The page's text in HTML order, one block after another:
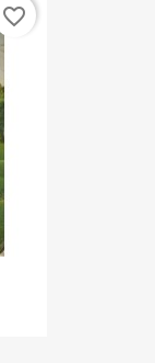
favorite_border